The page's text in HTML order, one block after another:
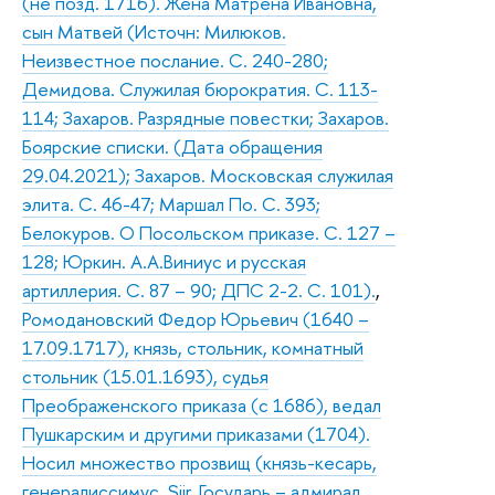
сын Матвей (Источн: Милюков.
Неизвестное послание. С. 240-280;
Демидова. Служилая бюрократия. С. 113-
114; Захаров. Разрядные повестки; Захаров.
Боярские списки. (Дата обращения
29.04.2021); Захаров. Московская служилая
элита. С. 46-47; Маршал По. С. 393;
Белокуров. О Посольском приказе. С. 127 –
128; Юркин. А.А.Виниус и русская
артиллерия. С. 87 – 90; ДПС 2-2. С. 101).,
Ромодановский Федор Юрьевич (1640 –
17.09.1717), князь, стольник, комнатный
стольник (15.01.1693), судья
Преображенского приказа (с 1686), ведал
Пушкарским и другими приказами (1704).
Носил множество прозвищ (князь-кесарь,